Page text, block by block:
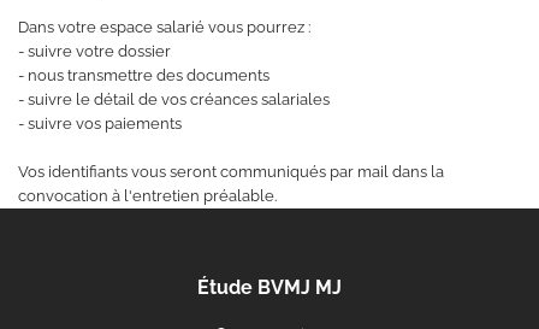
Dans votre espace salarié vous pourrez :
- suivre votre dossier
- nous transmettre des documents
- suivre le détail de vos créances salariales
- suivre vos paiements
Vos identifiants vous seront communiqués par mail dans la
convocation à l'entretien préalable.
Étude BVMJ MJ